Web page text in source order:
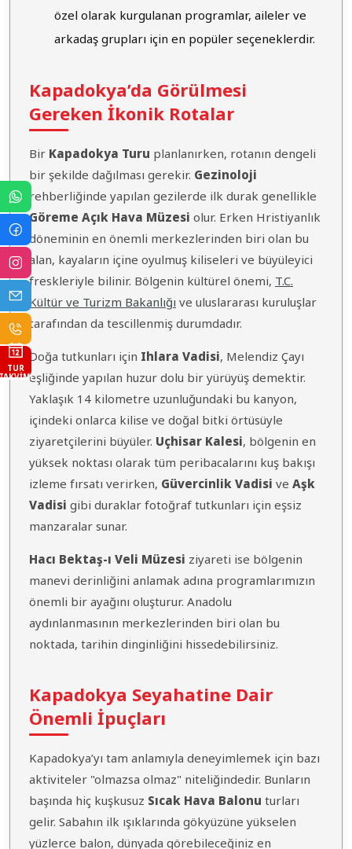
TUR
özel olarak kurgulanan programlar, aileler ve
arkadaş grupları için en popüler seçeneklerdir.
Kapadokya’da Görülmesi
Gereken İkonik Rotalar
Bir Kapadokya Turu planlanırken, rotanın dengeli
bir şekilde dağılması gerekir. Gezinoloji
rehberliğinde yapılan gezilerde ilk durak genellikle
Göreme Açık Hava Müzesi olur. Erken Hristiyanlık
döneminin en önemli merkezlerinden biri olan bu
alan, kayaların içine oyulmuş kiliseleri ve büyüleyici
freskleriyle bilinir. Bölgenin kültürel önemi, T.C.
Kültür ve Turizm Bakanlığı ve uluslararası kuruluşlar
tarafından da tescillenmiş durumdadır.
Doğa tutkunları için Ihlara Vadisi, Melendiz Çayı
eşliğinde yapılan huzur dolu bir yürüyüş demektir.
Yaklaşık 14 kilometre uzunluğundaki bu kanyon,
içindeki onlarca kilise ve doğal bitki örtüsüyle
ziyaretçilerini büyüler. Uçhisar Kalesi, bölgenin en
yüksek noktası olarak tüm peribacalarını kuş bakışı
izleme fırsatı verirken, Güvercinlik Vadisi ve Aşk
Vadisi gibi duraklar fotoğraf tutkunları için eşsiz
manzaralar sunar.
Hacı Bektaş-ı Veli Müzesi ziyareti ise bölgenin
manevi derinliğini anlamak adına programlarımızın
önemli bir ayağını oluşturur. Anadolu
aydınlanmasının merkezlerinden biri olan bu
noktada, tarihin dinginliğini hissedebilirsiniz.
Kapadokya Seyahatine Dair
Önemli İpuçları
Kapadokya’yı tam anlamıyla deneyimlemek için bazı
aktiviteler "olmazsa olmaz" niteliğindedir. Bunların
başında hiç kuşkusuz Sıcak Hava Balonu turları
gelir. Sabahın ilk ışıklarında gökyüzüne yükselen
yüzlerce balon, dünyada görebileceğiniz en